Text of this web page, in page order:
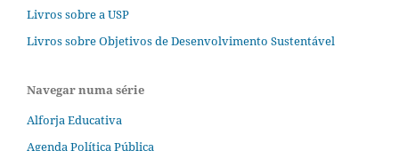
Livros sobre a USP
Livros sobre Objetivos de Desenvolvimento Sustentável
Navegar numa série
Alforja Educativa
Agenda Política Pública